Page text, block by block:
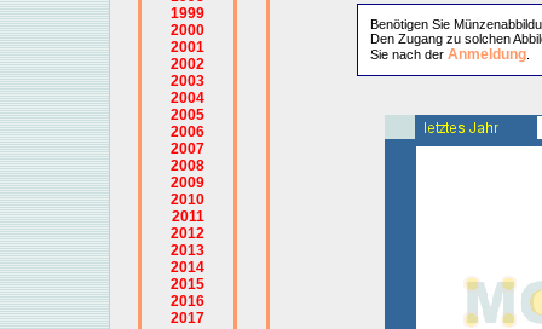
1999
2000
2001
2002
2003
2004
2005
2006
2007
2008
2009
2010
2011
2012
2013
2014
2015
2016
2017
Benötigen Sie
Den Zugang zu solchen
Sie nach der Anmeldung.